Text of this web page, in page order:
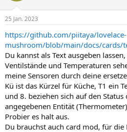
25 Jan. 2023
https://github.com/piitaya/lovelace-
mushroom/blob/main/docs/cards/
Du kannst als Text ausgeben
Ventilstände und Temperaturen
meine Sensoren durch deine
Kü ist das Kürzel für Küche, T1 ein
und 8. beziehen sich auf den
angegebenen Entität
Probier es halt aus.
Du brauchst auch card mod, für